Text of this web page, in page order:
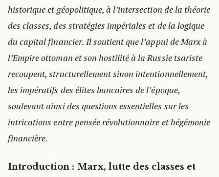
historique et géopolitique, à l’intersection de la théorie
des classes, des stratégies impériales et de la logique
du capital financier. Il soutient que l’appui de Marx à
l’Empire ottoman et son hostilité à la Russie tsariste
recoupent, structurellement sinon intentionnellement,
les impératifs des élites bancaires de l’époque,
soulevant ainsi des questions essentielles sur les
intrications entre pensée révolutionnaire et hégémonie
financière.
Introduction : Marx, lutte des classes et